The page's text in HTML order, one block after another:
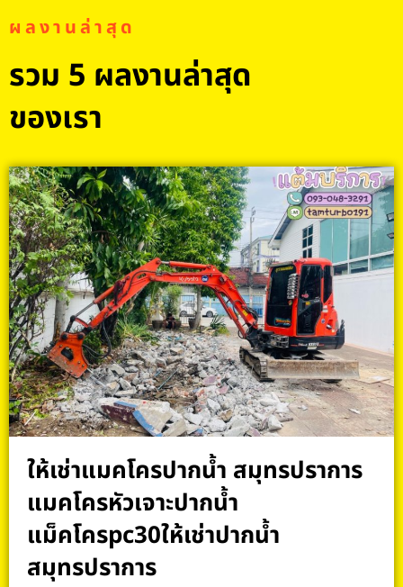
ผลงานล่าสุด
รวม 5 ผลงานล่าสุด
ของเรา
ให้เช่าแมคโครปากน้ำ สมุทรปราการ
แมคโครหัวเจาะปากน้ำ
แม็คโครpc30ให้เช่าปากน้ำ
สมุทรปราการ